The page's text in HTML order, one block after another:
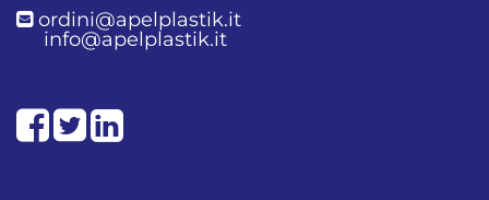
ordini@apelplastik.it
info@apelplastik.it
Facebook
TwitterLinkedIn